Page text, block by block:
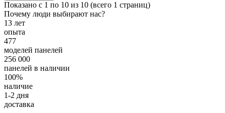
Показано с 1 по 10 из 10 (всего 1 страниц)
Почему люди выбирают нас?
13 лет
опыта
477
моделей панелей
256 000
панелей в наличии
100%
наличие
1-2 дня
доставка